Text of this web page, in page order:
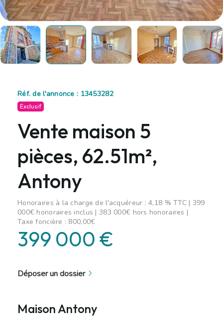
Réf. de l'annonce : 13453282
Exclusif
Vente maison 5
pièces, 62.51m²,
Antony
Honoraires à la charge de l'acquéreur : 4,18 % TTC | 399
000€ honoraires inclus | 383 000€ hors honoraires |
Taxe foncière : 800,00€
399 000 €
Déposer un dossier
Maison Antony